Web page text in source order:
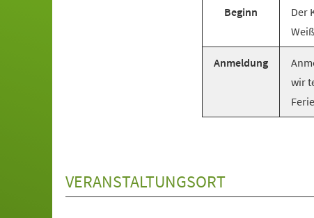
Beginn
Der
Anmeldung
wir
VERANSTALTUNGSORT